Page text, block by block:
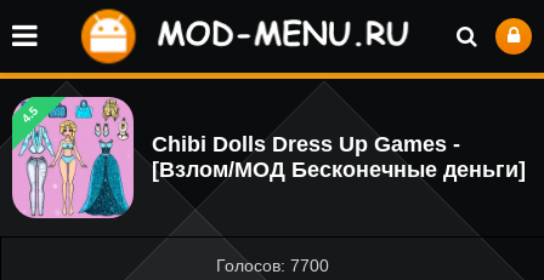
4.5
Chibi Dolls Dress Up Games -
[Взлом/МОД Бесконечные деньги]
Голосов: 7700